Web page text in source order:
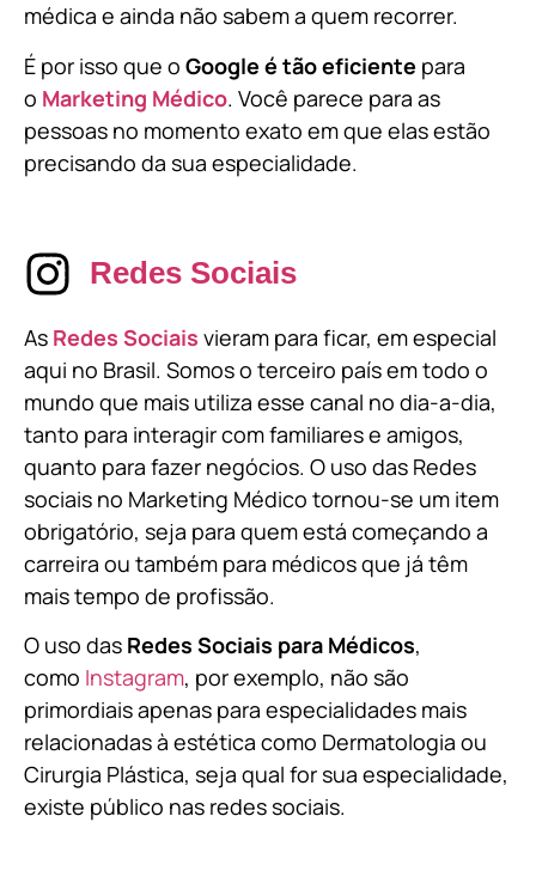
médica e ainda não sabem a quem recorrer.
É por isso que o Google é tão eficiente para
o Marketing Médico. Você parece para as
pessoas no momento exato em que elas estão
precisando da sua especialidade.
Redes Sociais
As Redes Sociais vieram para ficar, em especial
aqui no Brasil. Somos o terceiro país em todo o
mundo que mais utiliza esse canal no dia-a-dia,
tanto para interagir com familiares e amigos,
quanto para fazer negócios. O uso das Redes
sociais no Marketing Médico tornou-se um item
obrigatório, seja para quem está começando a
carreira ou também para médicos que já têm
mais tempo de profissão.
O uso das Redes Sociais para Médicos,
como Instagram, por exemplo, não são
primordiais apenas para especialidades mais
relacionadas à estética como Dermatologia ou
Cirurgia Plástica, seja qual for sua especialidade,
existe público nas redes sociais.